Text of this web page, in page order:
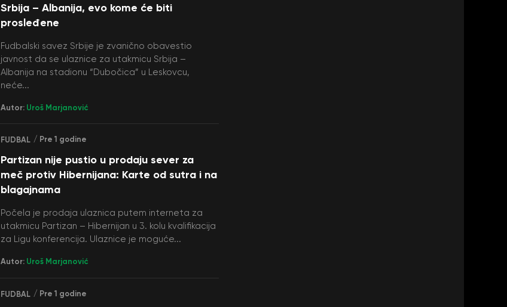
Srbija – Albanija, evo kome će biti
prosleđene
Fudbalski savez Srbije je zvanično obavestio
javnost da se ulaznice za utakmicu Srbija –
Albanija na stadionu “Dubočica” u Leskovcu,
neće...
Autor: Uroš Marjanović
FUDBAL / Pre 1 godine
Partizan nije pustio u prodaju sever za
meč protiv Hibernijana: Karte od sutra i na
blagajnama
Počela je prodaja ulaznica putem interneta za
utakmicu Partizan – Hibernijan u 3. kolu kvalifikacija
za Ligu konferencija. Ulaznice je moguće...
Autor: Uroš Marjanović
FUDBAL / Pre 1 godine